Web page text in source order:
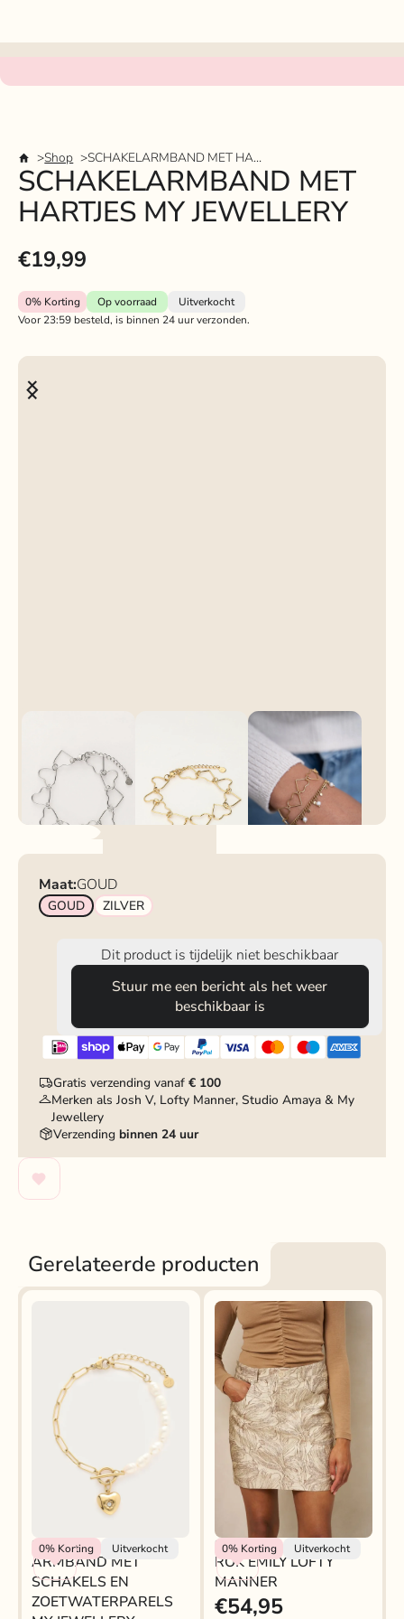
Shop SCHAKELARMBAND MET HARTJES MY JEWELLERY
SCHAKELARMBAND MET
HARTJES MY JEWELLERY
€19,99
0%Korting Op voorraad
Uitverkocht
Voor 23:59 besteld, is binnen 24 uur verzonden.
Maat:GOUD
GOUD ZILVER
Dit product is tijdelijk niet beschikbaar
Stuur me een bericht als het weer
beschikbaar is
Gratis verzending vanaf€ 100
Merken als Josh V, Lofty Manner, Studio Amaya & My
Jewellery
Verzendingbinnen 24 uur
Gerelateerde producten
0% Korting Uitverkocht
My Jewellery
ARMBAND MET
SCHAKELS EN
ZOETWATERPARELS
0%Korting Uitverkocht
Lofty Manner
ROK EMILY LOFTY
MANNER
€54,95